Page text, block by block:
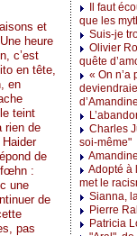
et
heure
c’est
en tête,
en
teint
rien de
de
fœhn :
une
de
pas
Il faut
que les
Suis-je
Olivier
quête
« On n’a
Charles
soi-même"
Adopté à
met le
Sianna,
Pierre
Patricia